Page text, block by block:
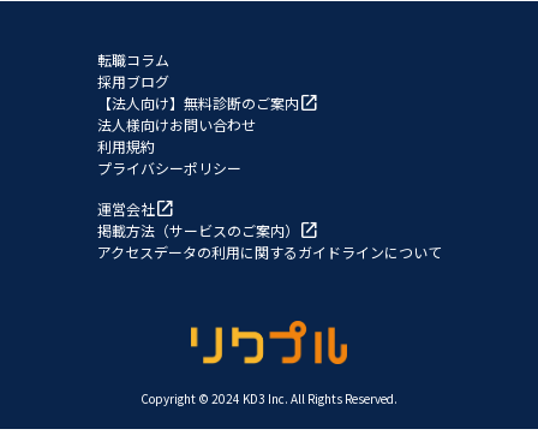
転職コラム
採用ブログ
【法人向け】無料診断のご案内open_in_new
法人様向けお問い合わせ
利用規約
プライバシーポリシー
運営会社open_in_new
掲載方法（サービスのご案内） open_in_new
アクセスデータの利用に関するガイドラインについて
Copyright © 2024 KD3 Inc. All Rights Reserved.